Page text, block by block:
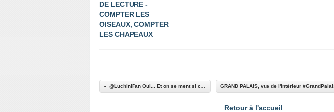
DE LECTURE -
COMPTER LES
OISEAUX, COMPTER
LES CHAPEAUX
Retour à l'accueil